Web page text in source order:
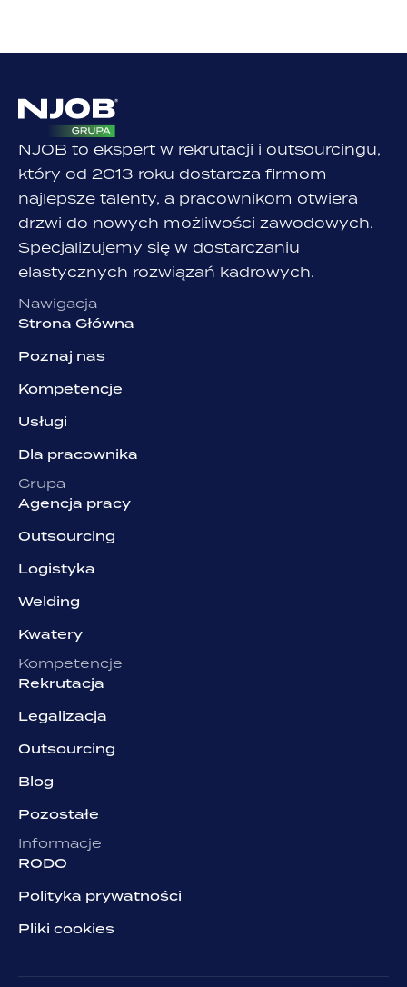
NJOB to ekspert w rekrutacji i outsourcingu,
który od 2013 roku dostarcza firmom
najlepsze talenty, a pracownikom otwiera
drzwi do nowych możliwości zawodowych.
Specjalizujemy się w dostarczaniu
elastycznych rozwiązań kadrowych.
Nawigacja
Strona Główna
Poznaj nas
Kompetencje
Usługi
Dla pracownika
Grupa
Agencja pracy
Outsourcing
Logistyka
Welding
Kwatery
Kompetencje
Rekrutacja
Legalizacja
Outsourcing
Blog
Pozostałe
Informacje
RODO
Polityka prywatności
Pliki cookies